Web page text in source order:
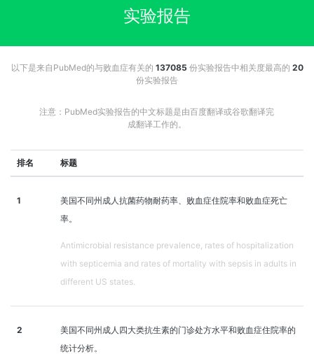
实验报告
以下是来自PubMed的与败血症有关的 137085 份实验报告中相关度最高的 20
份实验报告
注意：PubMed实验报告的中文标题是由百度翻译或谷歌翻译完
成翻译工作的。
排名 标题
1
美国不同州成人抗菌药物耐药率、败血症住院率和败血症死亡
率。
Antimicrobial resistance prevalence, rates of hospitalization
with septicemia and rates of mortality with sepsis in adults in
different US states.
2
美国不同州成人四大类抗生素的门诊处方水平和败血症住院率的
统计分析。